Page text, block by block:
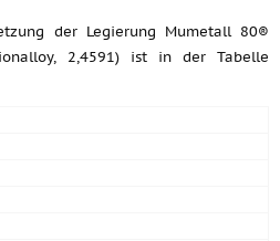
der Legierung Mumetall 80®
2,4591) ist in der Tabelle